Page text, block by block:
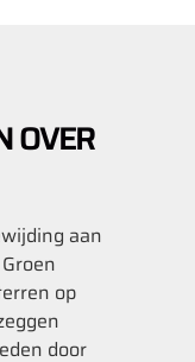
OVER
aan
op
door